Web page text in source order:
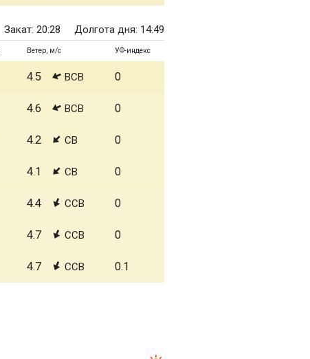
Закат: 20:28 Долгота дня: 14:49
Ветер, м/с УФ-индекс
4.5 ВСВ 0
4.6 ВСВ 0
4.2 СВ 0
4.1 СВ 0
4.4 ССВ 0
4.7 ССВ 0
4.7 ССВ 0.1